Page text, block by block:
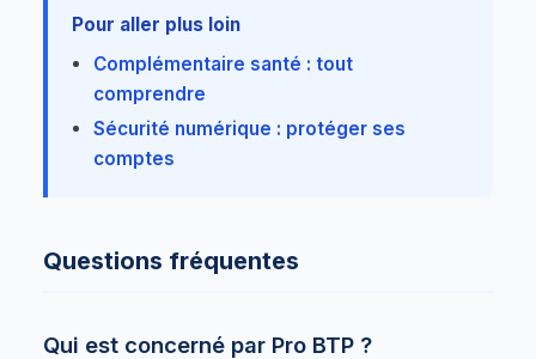
Pour aller plus loin
Complémentaire santé : tout
comprendre
Sécurité numérique : protéger ses
comptes
Questions fréquentes
Qui est concerné par Pro BTP ?